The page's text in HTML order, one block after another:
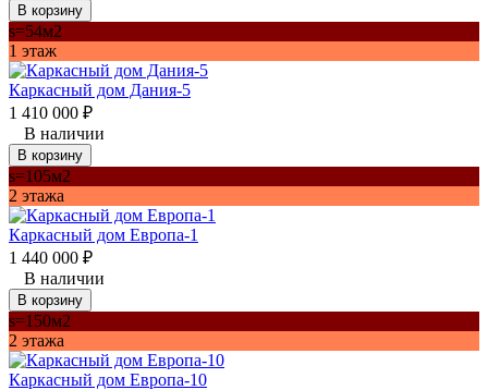
В корзину
s=54м2
1 этаж
Каркасный дом Дания-5
1 410 000 ₽
В наличии
В корзину
s=105м2
2 этажа
Каркасный дом Европа-1
1 440 000 ₽
В наличии
В корзину
s=150м2
2 этажа
Каркасный дом Европа-10